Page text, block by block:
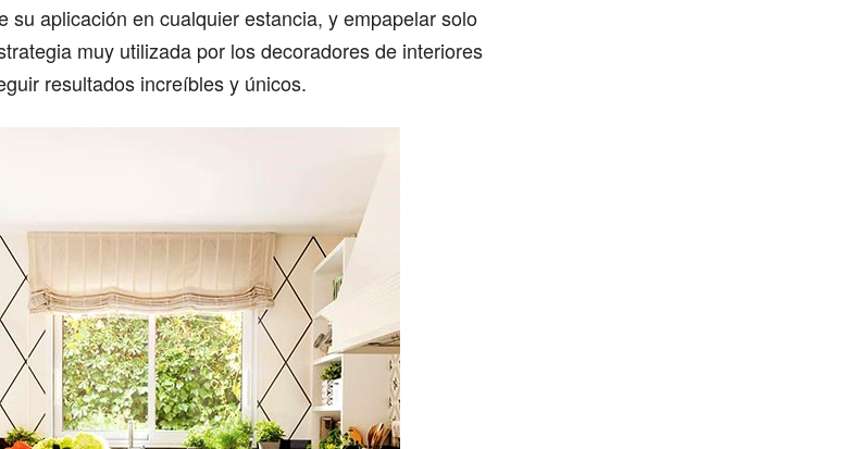
su aplicación en cualquier estancia, y empapelar solo
muy utilizada por los decoradores de interiores
resultados increíbles y únicos.